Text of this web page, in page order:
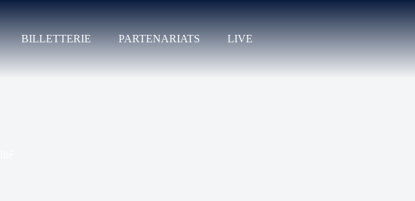
BILLETTERIE PARTENARIATS LIVE